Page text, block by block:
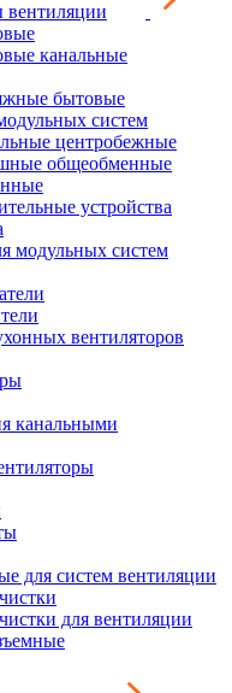
канальные
бытовые
систем
центробежные
общеобменные
устройства
модульных систем
вентиляторов
канальными
для систем вентиляции
для вентиляции